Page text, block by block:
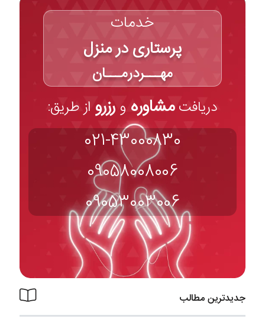
خدمات
پرستاری در منزل
مهـــردرمـــان
دریافتمشاوره و رزرو از طریق:
021-43000830
09058008006
09053003006
جدیدترین مطالب